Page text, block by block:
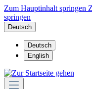
Zum Hauptinhalt springen
springen
Deutsch
Deutsch
English